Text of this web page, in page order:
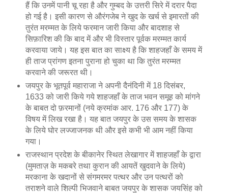
हैं कि उनमें पानी चू रहा है और गुम्बद के उत्तरी सिरे में दरार पैदा
हो गई है। इसी कारण से औरंगजेब ने खुद के खर्च से इमारतों की
तुरंत मरम्मत के लिये फरमान जारी किया और बादशाह से
सिफ़ारिश की कि बाद में और भी विस्तार पूर्वक मरम्मत कार्य
करवाया जाये। यह इस बात का साक्ष्य है कि शाहजहाँ के समय में
ही ताज प्रांगण इतना पुराना हो चुका था कि तुरंत मरम्मत
करवाने की जरूरत थी।
जयपुर के भूतपूर्व महाराजा ने अपनी दैनंदिनी में 18 दिसंबर,
1633 को जारी किये गये शाहजहाँ के ताज भवन समूह को मांगने
के बाबत दो फ़रमानों (नये क्रमांक आर. 176 और 177) के
विषय में लिख रखा है। यह बात जयपुर के उस समय के शासक
के लिये घोर लज्जाजनक थी और इसे कभी भी आम नहीं किया
गया।
राजस्थान प्रदेश के बीकानेर स्थित लेखागार में शाहजहाँ के द्वारा
(मुमताज़ के मकबरे तथा कुरान की आयतें खुदवाने के लिये)
मरकाना के खदानों से संगमरमर पत्थर और उन पत्थरों को
तराशने वाले शिल्पी भिजवाने बाबत जयपुर के शासक जयसिंह को